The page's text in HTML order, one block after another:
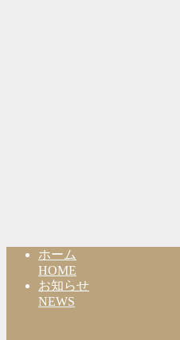
ホーム
HOME
お知らせ
NEWS